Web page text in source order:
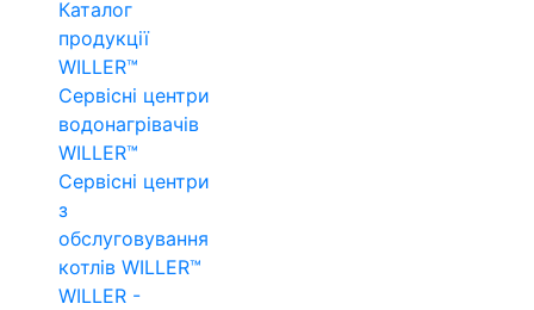
Каталог
продукції
WILLER™
Сервісні центри
водонагрівачів
WILLER™
Сервісні центри
з
обслуговування
котлів WILLER™
WILLER -